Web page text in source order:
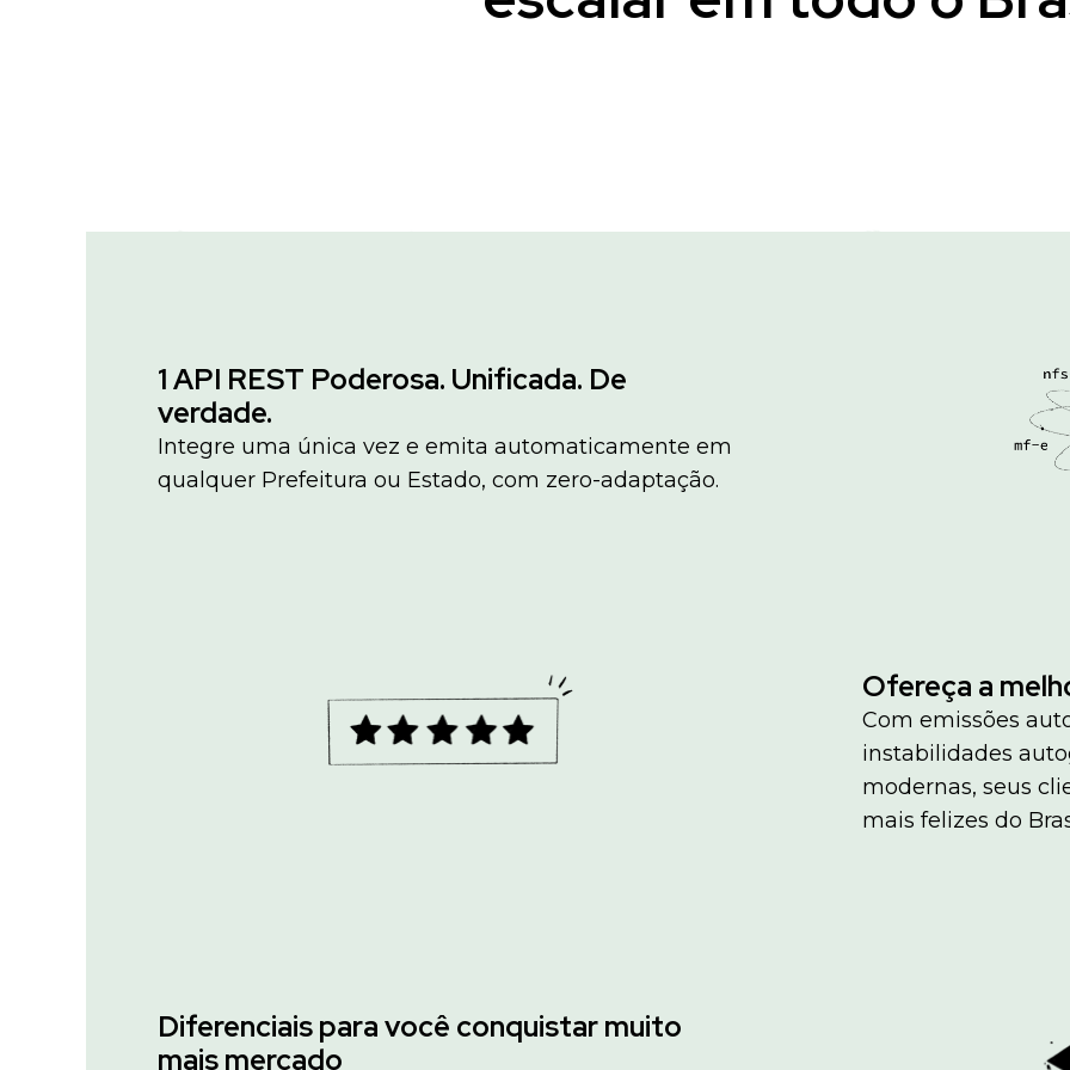
1 API REST Poderosa. Unificada. De
verdade.
Integre uma única vez e emita automaticamente em
qualquer Prefeitura ou Estado, com zero-adaptação.
Ofereça a
Com emissões
instabilidades
modernas, seus
mais felizes do
Diferenciais para você conquistar muito
mais mercado